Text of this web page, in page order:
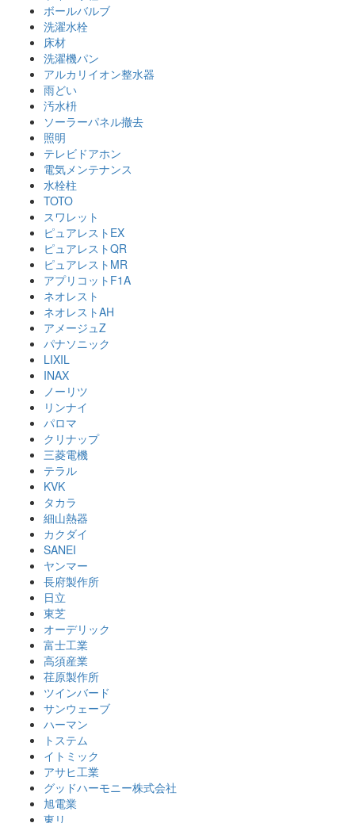
ボールバルブ
洗濯水栓
床材
洗濯機パン
アルカリイオン整水器
雨どい
汚水枡
ソーラーパネル撤去
照明
テレビドアホン
電気メンテナンス
水栓柱
TOTO
スワレット
ピュアレストEX
ピュアレストQR
ピュアレストMR
アプリコットF1A
ネオレスト
ネオレストAH
アメージュZ
パナソニック
LIXIL
INAX
ノーリツ
リンナイ
パロマ
クリナップ
三菱電機
テラル
KVK
タカラ
細山熱器
カクダイ
SANEI
ヤンマー
長府製作所
日立
東芝
オーデリック
富士工業
高須産業
荏原製作所
ツインバード
サンウェーブ
ハーマン
トステム
イトミック
アサヒ工業
グッドハーモニー株式会社
旭電業
東リ